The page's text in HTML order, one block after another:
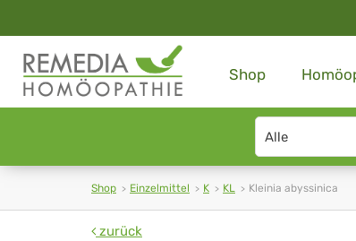
Shop
Search
type
Shop Einzelmittel K KL Kleinia abyssinica
zurück